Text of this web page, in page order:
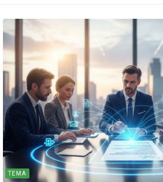
TEMA